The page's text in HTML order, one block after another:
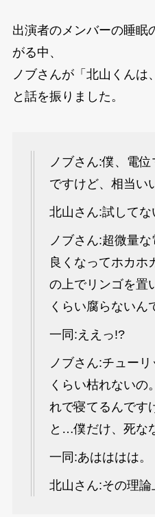
出演者のメンバーの睡眠
がる中、
ノブさんが「北山くんは
と話を振りました。
ノブさん:僕、電
ですけど、相当い
北山さん:試してな
ノブさん:超微量
良くなってホカホ
の上でリンゴを置
くらい腐らないん
一同:ええっ!?
ノブさん:チュー
くらい枯れないの
れで寝てるんです
と…僕だけ、死な
一同:あはははは。
北山さん:その理論